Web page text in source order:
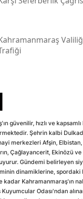
güvenilir, hızlı ve
Şehrin kalbi
merkezleri Afşin, Elbistan,
Çağlayancerit, Ekinözü
Gündemi belirleyen
dinamiklerine, spordaki
Kahramanmaraş'ın
Odası'ndan